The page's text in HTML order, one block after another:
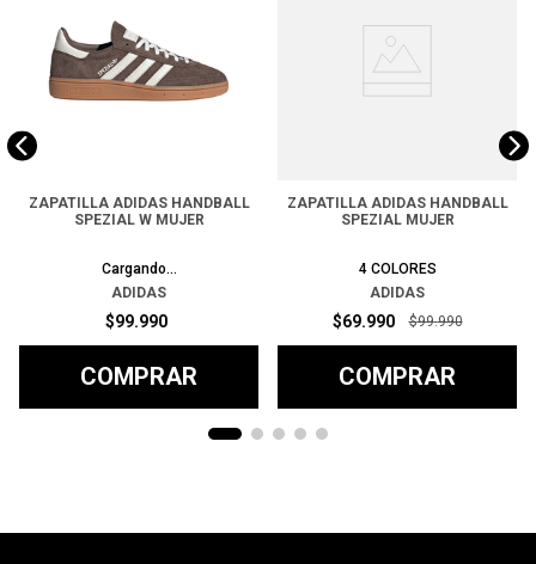
ZAPATILLA ADIDAS HANDBALL
SPEZIAL W MUJER
Cargando...
ADIDAS
$99.990
COMPRAR
ZAPATILLA ADIDAS HANDBALL
SPEZIAL MUJER
4 COLORES
ADIDAS
$69.990 $99.990
COMPRAR